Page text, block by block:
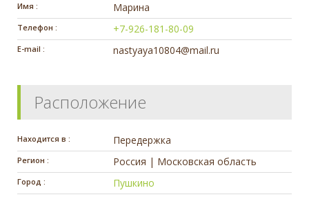
Имя : Марина
Телефон : +7-926-181-80-09
E-mail : nastyaya10804@mail.ru
Расположение
Находится в : Передержка
Регион : Россия | Московская область
Город : Пушкино